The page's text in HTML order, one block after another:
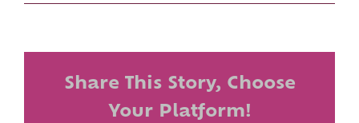
Share This Story, Choose
Your Platform!